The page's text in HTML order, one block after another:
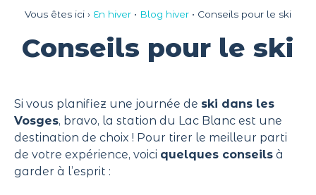
Vous êtes ici › En hiver • Blog hiver • Conseils pour le ski
Conseils pour le ski
Si vous planifiez une journée de ski dans les
Vosges, bravo, la station du Lac Blanc est une
destination de choix ! Pour tirer le meilleur parti
de votre expérience, voici quelques conseils à
garder à l’esprit :
Panneau de gestion des cookies